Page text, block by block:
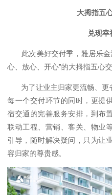
大拇指五
兑现幸
此次美好交付季，雅居乐金
心、放心、开心”的大拇指五心
为了让业主归家更流畅、更
每一个交付环节的同时，更提
宿交通的完善服务安排，到布
联动工程、营销、客关、物业
引导，随时解决疑问，只为让
容归家的尊贵感。